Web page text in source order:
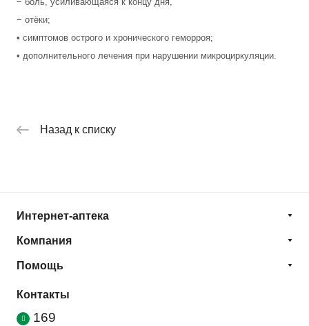
− отёки;
• симптомов острого и хронического геморроя;
• дополнительного лечения при нарушении микроциркуляции.
Назад к списку
Интернет-аптека
Компания
Помощь
Контакты
169